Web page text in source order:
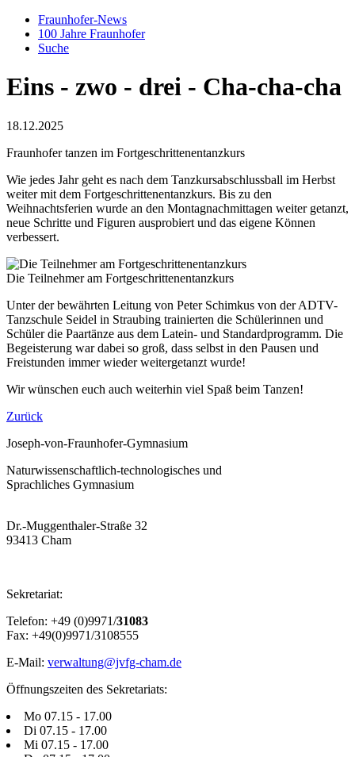
Fraunhofer-News
100 Jahre Fraunhofer
Suche
Eins - zwo - drei - Cha-cha-cha
18.12.2025
Fraunhofer tanzen im Fortgeschrittenentanzkurs
Wie jedes Jahr geht es nach dem Tanzkursabschlussball im Herbst
weiter mit dem Fortgeschrittenentanzkurs. Bis zu den
Weihnachtsferien wurde an den Montagnachmittagen weiter getanzt,
neue Schritte und Figuren ausprobiert und das eigene Können
verbessert.
Die Teilnehmer am Fortgeschrittenentanzkurs
Unter der bewährten Leitung von Peter Schimkus von der ADTV-
Tanzschule Seidel in Straubing trainierten die Schülerinnen und
Schüler die Paartänze aus dem Latein- und Standardprogramm. Die
Begeisterung war dabei so groß, dass selbst in den Pausen und
Freistunden immer wieder weitergetanzt wurde!
Wir wünschen euch auch weiterhin viel Spaß beim Tanzen!
Zurück
Joseph-von-Fraunhofer-Gymnasium
Naturwissenschaftlich-technologisches und
Sprachliches Gymnasium
Dr.-Muggenthaler-Straße 32
93413 Cham
Sekretariat:
Telefon: +49 (0)9971/31083
Fax: +49(0)9971/3108555
E-Mail: verwaltung@jvfg-cham.de
Öffnungszeiten des Sekretariats:
Mo 07.15 - 17.00
Di 07.15 - 17.00
Mi 07.15 - 17.00